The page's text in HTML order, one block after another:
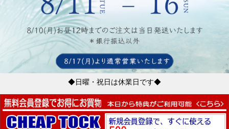
◆日曜・祝日は休業日です◆